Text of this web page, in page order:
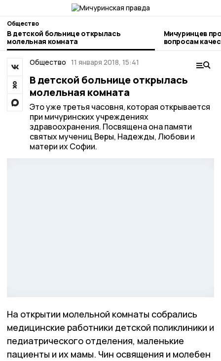
Общество
В детской больнице открылась
молельная комната
Мичуринцев
вопросам качества и
детских
Общество 11 января 2018, 15:41
В детской больнице открылась
молельная комната
Это уже третья часовня, которая открывается
при мичуринских учреждениях
здравоохранения. Посвящена она памяти
святых мучениц Веры, Надежды, Любови и
матери их Софии.
На открытии молельной комнаты собрались
медицинские работники детской поликлиники и
педиатрического отделения, маленькие
пациенты и их мамы. Чин освящения и молебен